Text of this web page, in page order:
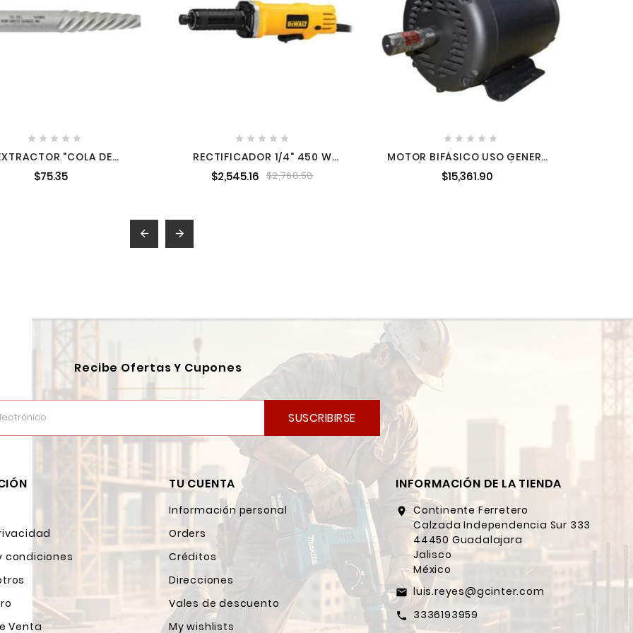
    
"COLA DE
A 3/4" URREA 95005
$75.35
    
RECTIFICADOR 1/4" 450 W
25,000 RPM DEWALT DWE4887-
B3
$2,545.16 $2,768.58
    
MOTOR BIFÁSICO USO GENERAL
7-1/2 HP 4 POLOS 110/220 V
ABB-BAL-L1510T
$15,361.90
 
Recibe Ofertas Y Cupones
SUSCRIBIRSE
condiciones
Venta
TU CUENTA
Información personal
Orders
Créditos
Direcciones
Vales de descuento
My wishlists
INFORMACIÓN DE LA TIENDA
location_on Continente Ferretero
Calzada Independencia Sur 333
44450 Guadalajara
Jalisco
México
email luis.reyes@gcinter.com
call 3336193959